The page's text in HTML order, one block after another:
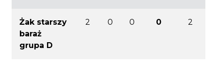
Żak starszy
baraż
grupa D
2 0 0 0 2